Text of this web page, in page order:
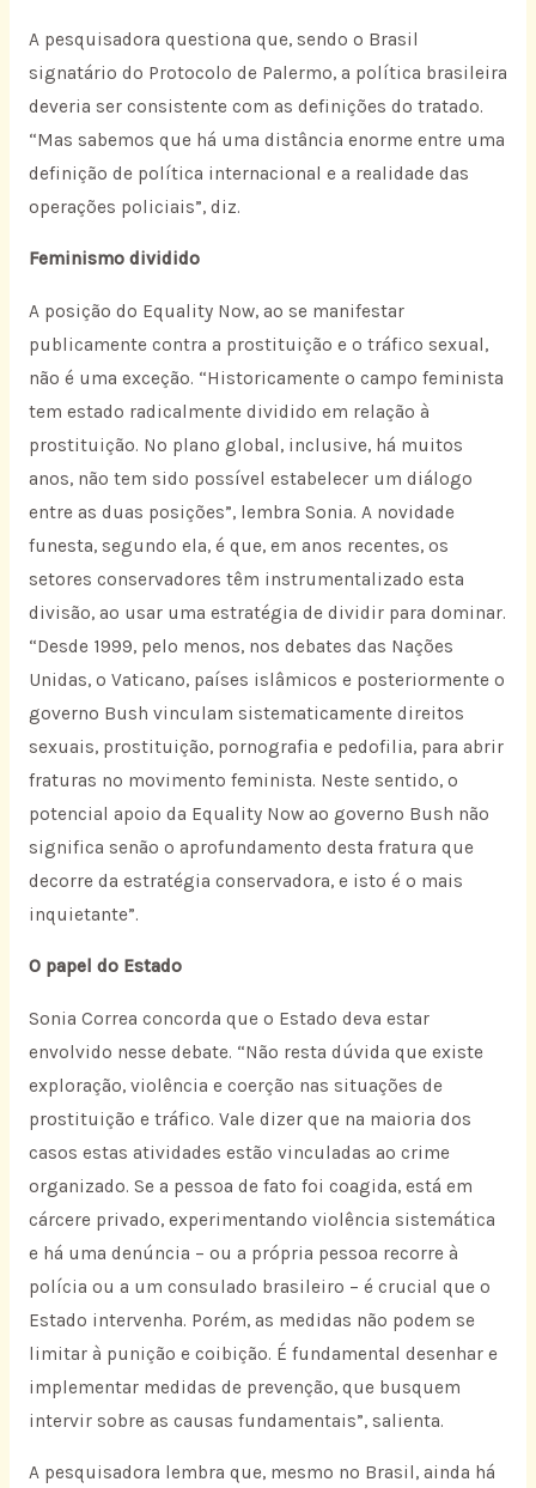
A pesquisadora questiona que, sendo o Brasil
signatário do Protocolo de Palermo, a política brasileira
deveria ser consistente com as definições do tratado.
“Mas sabemos que há uma distância enorme entre uma
definição de política internacional e a realidade das
operações policiais”, diz.
Feminismo dividido
A posição do Equality Now, ao se manifestar
publicamente contra a prostituição e o tráfico sexual,
não é uma exceção. “Historicamente o campo feminista
tem estado radicalmente dividido em relação à
prostituição. No plano global, inclusive, há muitos
anos, não tem sido possível estabelecer um diálogo
entre as duas posições”, lembra Sonia. A novidade
funesta, segundo ela, é que, em anos recentes, os
setores conservadores têm instrumentalizado esta
divisão, ao usar uma estratégia de dividir para dominar.
“Desde 1999, pelo menos, nos debates das Nações
Unidas, o Vaticano, países islâmicos e posteriormente o
governo Bush vinculam sistematicamente direitos
sexuais, prostituição, pornografia e pedofilia, para abrir
fraturas no movimento feminista. Neste sentido, o
potencial apoio da Equality Now ao governo Bush não
significa senão o aprofundamento desta fratura que
decorre da estratégia conservadora, e isto é o mais
inquietante”.
O papel do Estado
Sonia Correa concorda que o Estado deva estar
envolvido nesse debate. “Não resta dúvida que existe
exploração, violência e coerção nas situações de
prostituição e tráfico. Vale dizer que na maioria dos
casos estas atividades estão vinculadas ao crime
organizado. Se a pessoa de fato foi coagida, está em
cárcere privado, experimentando violência sistemática
e há uma denúncia – ou a própria pessoa recorre à
polícia ou a um consulado brasileiro – é crucial que o
Estado intervenha. Porém, as medidas não podem se
limitar à punição e coibição. É fundamental desenhar e
implementar medidas de prevenção, que busquem
intervir sobre as causas fundamentais”, salienta.
A pesquisadora lembra que, mesmo no Brasil, ainda há